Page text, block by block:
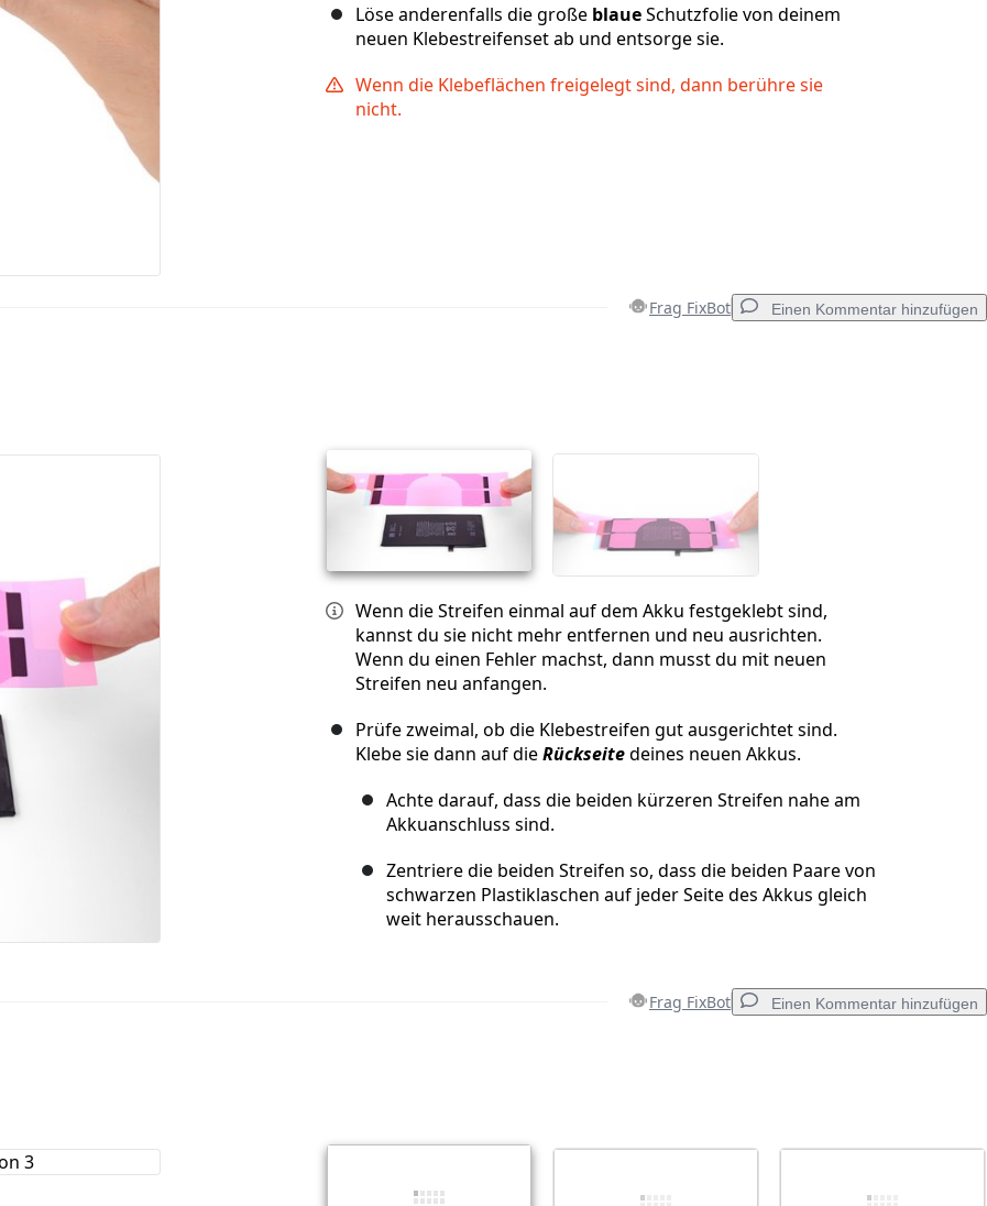
Löse anderenfalls die große blaueSchutzfolie von deinem
neuen Klebestreifenset ab und entsorge sie.
Wenn die Klebeflächen freigelegt sind, dann berühre sie
nicht.
Frag FixBot Einen Kommentar hinzufügen
Abbrechen
Wenn die Streifen einmal auf dem Akku festgeklebt sind,
kannst du sie nicht mehr entfernen und neu ausrichten.
Wenn du einen Fehler machst, dann musst du mit neuen
Streifen neu anfangen.
Prüfe zweimal, ob die Klebestreifen gut ausgerichtet sind.
Klebe sie dann auf dieRückseitedeines neuen Akkus.
Achte darauf, dass die beiden kürzeren Streifen nahe am
Akkuanschluss sind.
Zentriere die beiden Streifen so, dass die beiden Paare von
schwarzen Plastiklaschen auf jeder Seite des Akkus gleich
weit herausschauen.
Frag FixBot Einen Kommentar hinzufügen